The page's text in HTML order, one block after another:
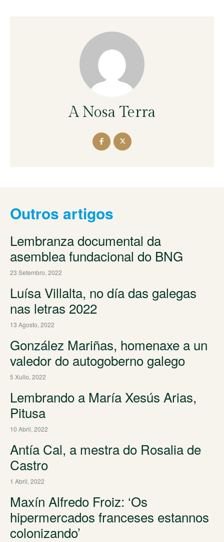
A Nosa Terra
Outros artigos
Lembranza documental da
asemblea fundacional do BNG
23 Setembro, 2022
Luísa Villalta, no día das galegas
nas letras 2022
13 Agosto, 2022
González Mariñas, homenaxe a un
valedor do autogoberno galego
5 Xullo, 2022
Lembrando a María Xesús Arias,
Pitusa
10 Abril, 2022
Antía Cal, a mestra do Rosalia de
Castro
1 Abril, 2022
Maxín Alfredo Froiz: ‘Os
hipermercados franceses estannos
colonizando’